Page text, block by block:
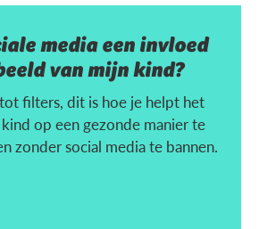
media een invloed
van mijn kind?
filters, dit is hoe je helpt het
op een gezonde manier te
zonder social media te bannen.